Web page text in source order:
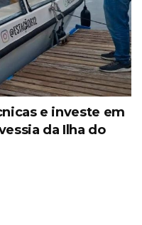
e investe em
da Ilha do